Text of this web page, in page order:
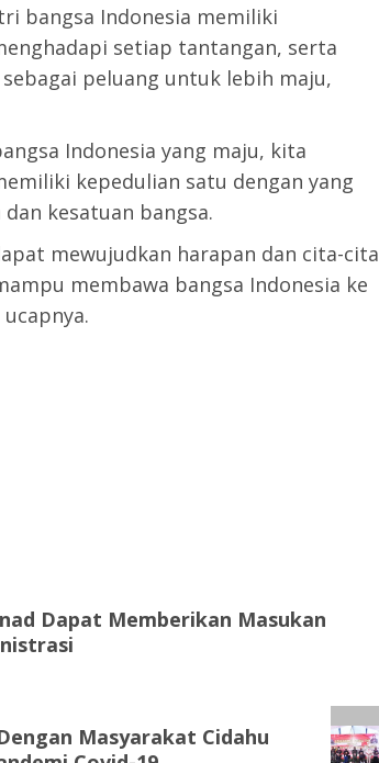
bangsa Indonesia memiliki
setiap tantangan, serta
peluang untuk lebih maju,
Indonesia yang maju, kita
kepedulian satu dengan yang
kesatuan bangsa.
mewujudkan harapan dan cita-cita
membawa bangsa Indonesia ke
Dapat Memberikan Masukan
Masyarakat Cidahu